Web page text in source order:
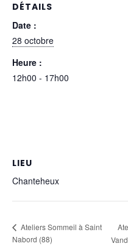
DÉTAILS
Date :
28 octobre
Heure :
12h00 - 17h00
LIEU
Chanteheux
Ateliers Sommeil à Saint
Nabord (88)